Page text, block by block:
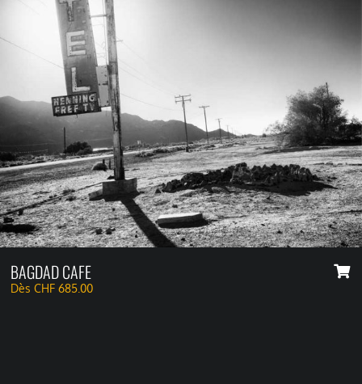
BAGDAD CAFE
DèsCHF 685.00